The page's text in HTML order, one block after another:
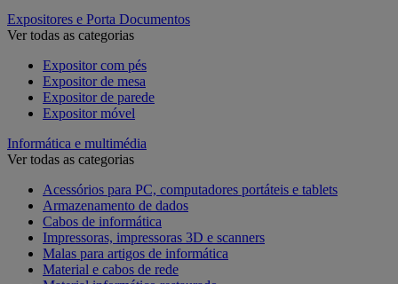
Expositores e Porta Documentos
Ver todas as categorias
Expositor com pés
Expositor de mesa
Expositor de parede
Expositor móvel
Informática e multimédia
Ver todas as categorias
Acessórios para PC, computadores portáteis e tablets
Armazenamento de dados
Cabos de informática
Impressoras, impressoras 3D e scanners
Malas para artigos de informática
Material e cabos de rede